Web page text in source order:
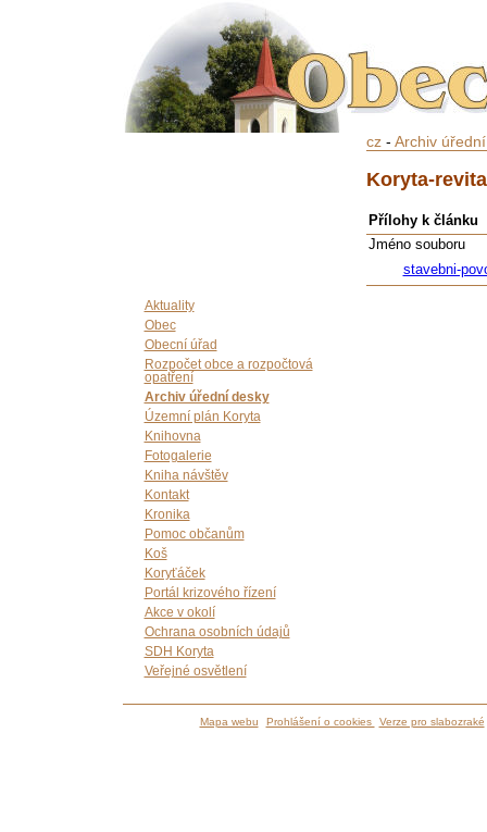
Aktuality
Obec
Obecní úřad
Rozpočet obce a rozpočtová
opatření
Archiv úřední desky
Územní plán Koryta
Knihovna
Fotogalerie
Kniha návštěv
Kontakt
Kronika
Pomoc občanům
Koš
Koryťáček
Portál krizového řízení
Akce v okolí
Ochrana osobních údajů
SDH Koryta
Veřejné osvětlení
cz- Archiv
Koryta-
Přílohy k článku
Jméno souboru
stavebni-
Mapa webu Prohlášení o cookies Verze pro slabozraké